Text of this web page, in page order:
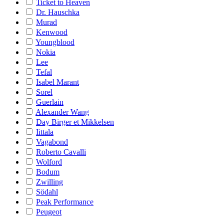
Ticket to Heaven
Dr. Hauschka
Murad
Kenwood
Youngblood
Nokia
Lee
Tefal
Isabel Marant
Sorel
Guerlain
Alexander Wang
Day Birger et Mikkelsen
Iittala
Vagabond
Roberto Cavalli
Wolford
Bodum
Zwilling
Södahl
Peak Performance
Peugeot